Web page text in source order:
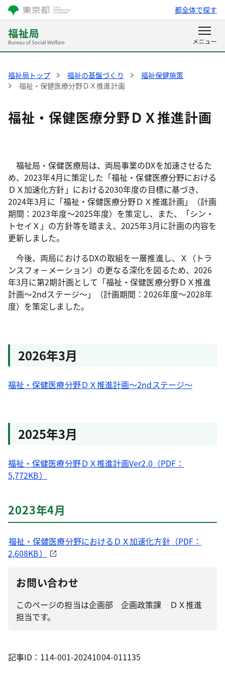
都全体で探す
福祉局トップ 福祉の基盤づくり
福祉保健施策
福祉・保健医療分野ＤＸ推進計画
福祉・保健医療分野ＤＸ推進計画
福祉局・保健医療局は、両局事業のDXを加速させるた
め、2023年4月に策定した「福祉・保健医療分野における
ＤＸ加速化方針」における2030年度の目標に基づき、
2024年3月に「福祉・保健医療分野ＤＸ推進計画」（計画
期間：2023年度～2025年度）を策定し、また、「シン・
トセイＸ」の方針等を踏まえ、2025年3月に計画の内容を
更新しました。
今後、両局におけるDXの取組を一層推進し、Ｘ（トラ
ンスフォ－メーション）の更なる深化を図るため、2026
年3月に第2期計画として「福祉・保健医療分野ＤＸ推進
計画～2ndステージ～」（計画期間：2026年度～2028年
度）を策定しました。
2026年3月
福祉・保健医療分野ＤＸ推進計画～2ndステージ～
2025年3月
福祉・保健医療分野ＤＸ推進計画Ver2.0（PDF：
5,772KB）
2023年4月
福祉・保健医療分野におけるＤＸ加速化方針（PDF：
2,608KB）
お問い合わせ
このページの担当は企画部 企画政策課 ＤＸ推進
担当です。
記事ID：114-001-20241004-011135